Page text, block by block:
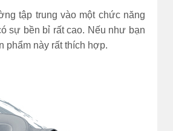
tập trung vào một chức năng
sự bền bỉ rất cao. Nếu như bạn
phẩm này rất thích hợp.
[20 thực đơn] Buổi
tối nên ăn gì để
giảm cân hiệu quả